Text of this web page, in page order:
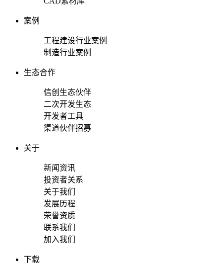
案例
工程建设行业案例
制造行业案例
生态合作
信创生态伙伴
二次开发生态
开发者工具
渠道伙伴招募
关于
新闻资讯
投资者关系
关于我们
发展历程
荣誉资质
联系我们
加入我们
下载